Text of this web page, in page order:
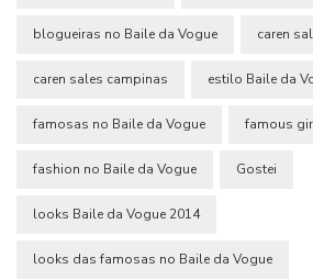
blogueiras no Baile da Vogue caren
caren sales campinas estilo Baile da
famosas no Baile da Vogue famous
fashion no Baile da Vogue Gostei
looks Baile da Vogue 2014
looks das famosas no Baile da Vogue